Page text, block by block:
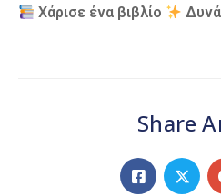
Χάρισε ένα βιβλίο
Share